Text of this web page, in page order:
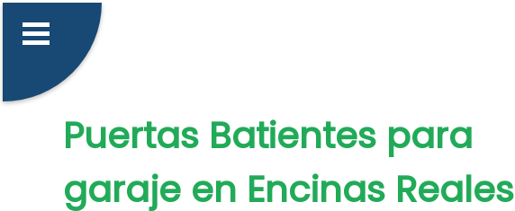
Puertas Batientes para
garaje en Encinas Reales